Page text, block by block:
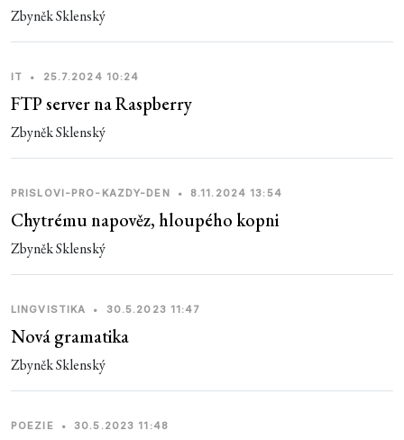
Zbyněk Sklenský
IT • 25.7.2024 10:24
FTP server na Raspberry
Zbyněk Sklenský
PRISLOVI-PRO-KAZDY-DEN • 8.11.2024 13:54
Chytrému napověz, hloupého kopni
Zbyněk Sklenský
LINGVISTIKA • 30.5.2023 11:47
Nová gramatika
Zbyněk Sklenský
POEZIE • 30.5.2023 11:48